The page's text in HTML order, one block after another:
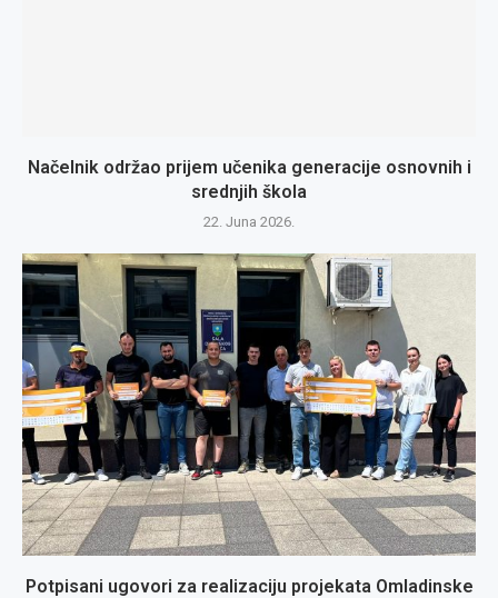
Načelnik održao prijem učenika generacije osnovnih i
srednjih škola
22. Juna 2026.
Potpisani ugovori za realizaciju projekata Omladinske